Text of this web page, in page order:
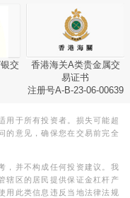
交
香港海关A类贵金属交
易证书
注册号A-B-23-06-00639
用于所有投资者。损失可能超
的意见，确保您在交易前完全
，并不构成任何投资建议。我
辖区的居民提供保证金杠杆产
用此类信息违反当地法律法规